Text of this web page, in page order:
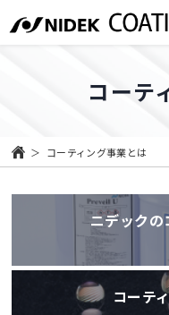
コーテ
コーティング事業とは
ニデックの
コーテ